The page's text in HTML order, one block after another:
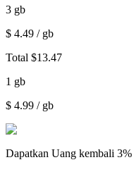
3 gb
$ 4.49 / gb
Total $13.47
1 gb
$ 4.99 / gb
Dapatkan Uang kembali 3%